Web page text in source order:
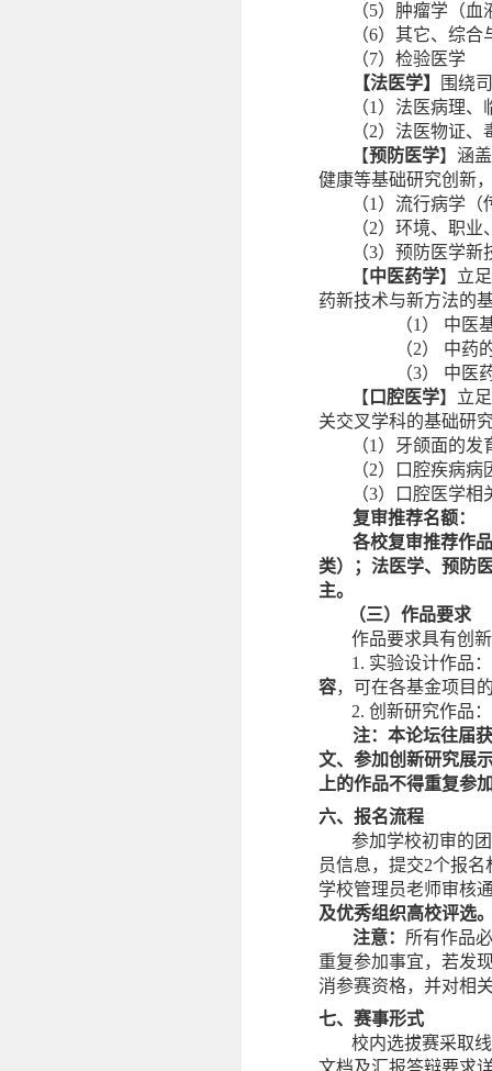
（5）肿瘤学（血
（6）其它、综合
（7）检验医学
【法医学】
围绕
（1 ）法医病理、
（2）法医物证、
【预防医学】涵
健康等基础研究创新
（1 ）流行病学（
（2）环境、职业
（3）预防医学新
【中医药学】立
药新技术与新方法的
（1） 中医
（2） 中药
（3） 中医
【 口腔医学】立
关交叉学科的基础研
（1 ）牙颌面的发
（2）口腔疾病病
（3）口腔医学相
复审推荐名额：
各校复审推荐作
类）；法医学、预防
主。
（三）作品要求
作品要求具有创
1. 实验设计作品
容，可在各基金项目
2. 创新研究作品
注：本论坛往届
文、参加创新研究展
上的作品不得重复参
六、报名流程
参加学校初审的
员信息，提交2个报名
学校管理员老师审核
及优秀组织高校评选
注意： 所有作品
重复参加事宜，若发
消参赛资格，并对相
七、赛事形式
校内选拔赛采取
文档及汇报答辩要求